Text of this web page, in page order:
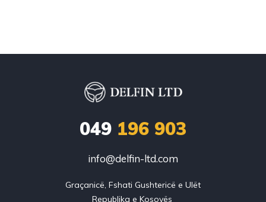
049 196 903
info@delfin-ltd.com
Graçanicë, Fshati Gushtericë e Ulët